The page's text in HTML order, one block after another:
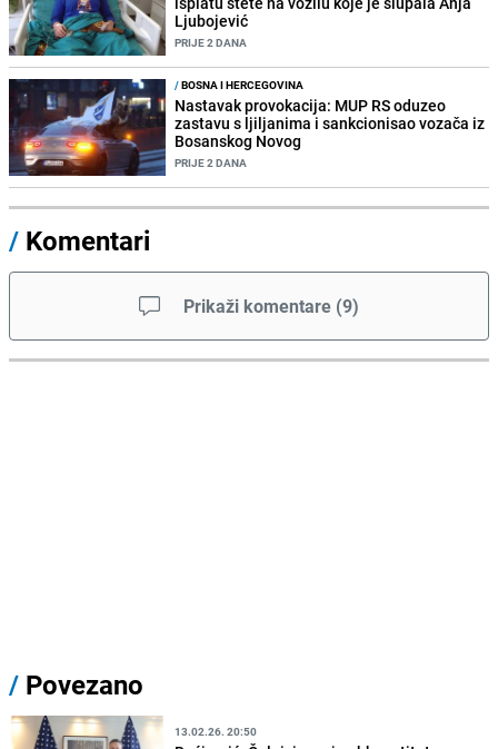
Ljubojević
PRIJE 2 DANA
/BOSNA I HERCEGOVINA
Nastavak provokacija: MUP RS oduzeo
zastavu s ljiljanima i sankcionisao vozača iz
Bosanskog Novog
PRIJE 2 DANA
/ Komentari
Prikaži komentare (9)
/ Povezano
13.02.26. 20:50